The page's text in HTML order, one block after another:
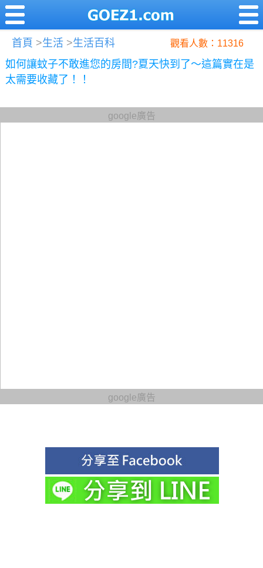
首頁 >生活 >生活百科 觀看人數：11316
如何讓蚊子不敢進您的房間?夏天快到了～這篇實在是
太需要收藏了！！
google廣告
google廣告